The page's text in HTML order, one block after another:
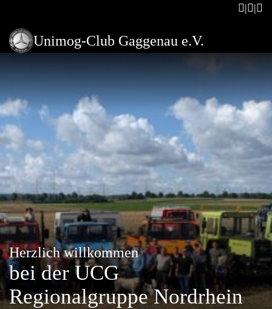
Unimog-Club Gaggenau e.V.
Herzlich willkommen
bei der UCG
Regionalgruppe Nordrhein